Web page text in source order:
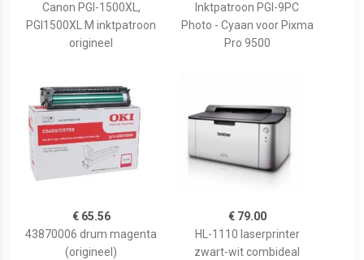
Canon PGI-1500XL,
PGI1500XL M inktpatroon
origineel
Inktpatroon PGI-9PC
Photo - Cyaan voor Pixma
Pro 9500
€ 65.56
43870006 drum magenta
(origineel)
€ 79.00
HL-1110 laserprinter
zwart-wit combideal